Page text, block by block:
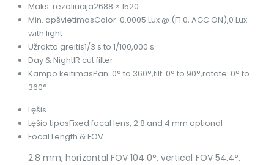
Maks. rezoliucija2688 × 1520
Min. apšvietimasColor: 0.0005 Lux @ (F1.0, AGC ON),0 Lux
with light
Užrakto greitis1/3 s to 1/100,000 s
Day & NightIR cut filter
Kampo keitimasPan: 0° to 360°,tilt: 0° to 90°,rotate: 0° to
360°
Lęšis
Lęšio tipasFixed focal lens, 2.8 and 4 mm optional
Focal Length & FOV
2.8 mm, horizontal FOV 104.0°, vertical FOV 54.4°,